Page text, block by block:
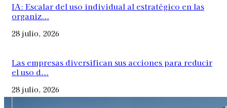
IA: Escalar del uso individual al estratégico en las
organiz...
28 julio, 2026
Las empresas diversifican sus acciones para reducir
el uso d...
28 julio, 2026